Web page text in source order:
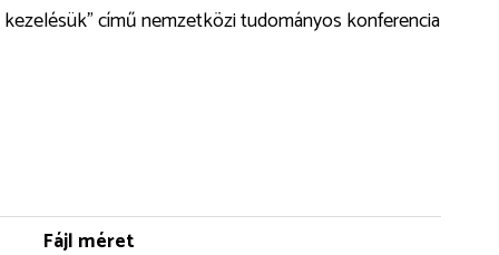
című nemzetközi tudományos konferencia
Fájl méret